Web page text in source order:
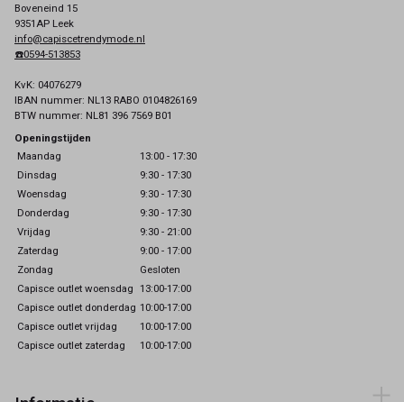
Boveneind 15
9351AP Leek
info@capiscetrendymode.nl
☎️0594-513853
KvK: 04076279
IBAN nummer: NL13 RABO 0104826169
BTW nummer: NL81 396 7569 B01
Openingstijden
Maandag
13:00 - 17:30
Dinsdag
9:30 - 17:30
Woensdag
9:30 - 17:30
Donderdag
9:30 - 17:30
Vrijdag
9:30 - 21:00
Zaterdag
9:00 - 17:00
Zondag
Gesloten
Capisce outlet woensdag 13:00-17:00
Capisce outlet donderdag 10:00-17:00
Capisce outlet vrijdag
10:00-17:00
Capisce outlet zaterdag
10:00-17:00